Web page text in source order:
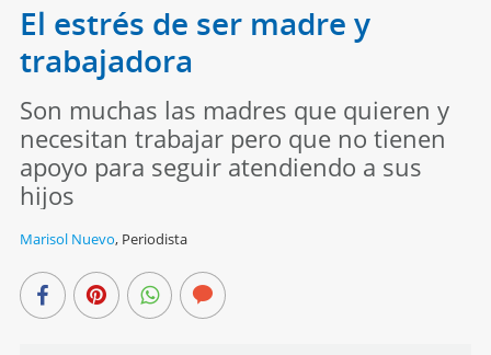
El estrés de ser madre y
trabajadora
Son muchas las madres que quieren y
necesitan trabajar pero que no tienen
apoyo para seguir atendiendo a sus
hijos
Marisol Nuevo, Periodista